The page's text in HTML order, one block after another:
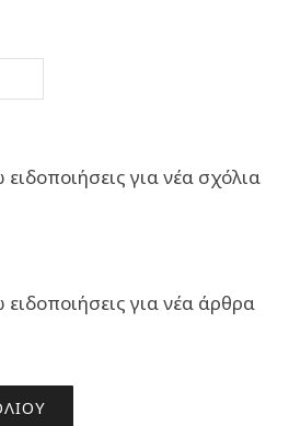
για νέα σχόλια
για νέα άρθρα